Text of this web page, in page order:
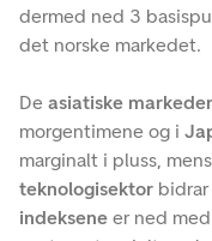
dermed ned 3
det norske markedet.
De asiatiske
morgentimene og i
marginalt i pluss, mens
teknologisektor
indeksene er ned